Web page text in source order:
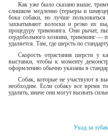
Как уже было сказано выше,
слиш­ком медленно (терьеры и
бока соба­ки, но лучше
захватывают волоски и резко их
процедуру тримминга. Они рычат,
сердобольного хозяина, тримминг —
удаляется. Там, где шерсть по
Скорость отрастания шерсти у
выставки, чтобы к моменту
оформлению обычно указаны в
Собак, которые не участвуют в
необхо­дим. Если собаку все время
удалять, иначе они могут вызвать
Уход за